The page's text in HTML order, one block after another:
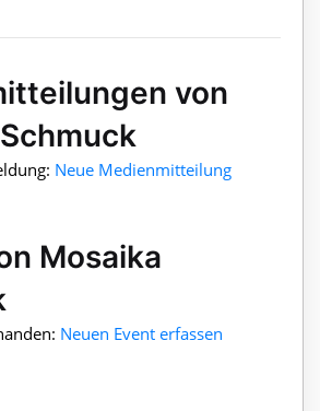
von
Neue Medienmitteilung
Mosaika
Neuen Event erfassen